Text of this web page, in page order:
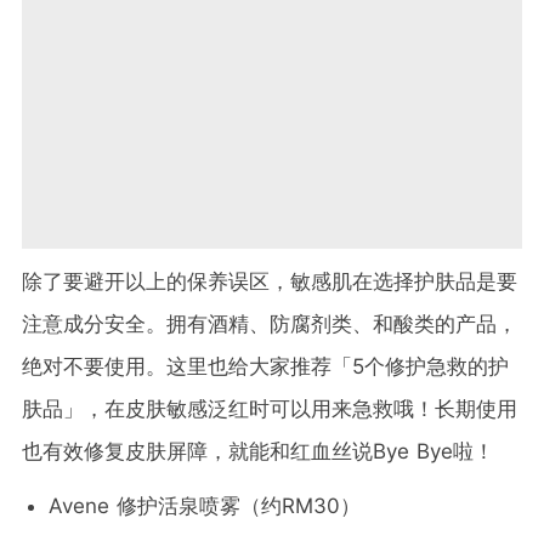
除了要避开以上的保养误区，敏感肌在选择护肤品是要
注意成分安全。拥有酒精、防腐剂类、和酸类的产品，
绝对不要使用。这里也给大家推荐「5个修护急救的护
肤品」，在皮肤敏感泛红时可以用来急救哦！长期使用
也有效修复皮肤屏障，就能和红血丝说Bye Bye啦！
Avene 修护活泉喷雾（约RM30）